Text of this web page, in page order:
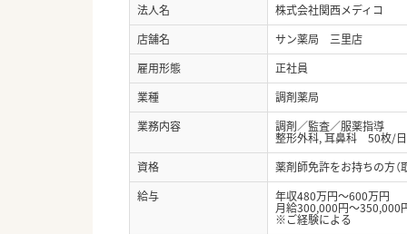
法人名
株式会社関西メディコ
店舗名
サン薬局 三里店
雇用形態
正社員
業種
調剤薬局
業務内容
調剤／監査／服薬指導
整形外科, 耳鼻科 50枚/日
資格
薬剤師免許をお持ちの方（
給与
年収480万円～600万円
月給300,000円～350,000
※ご経験による